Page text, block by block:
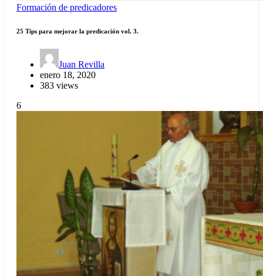
Formación de predicadores
25 Tips para mejorar la predicación vol. 3.
Juan Revilla
enero 18, 2020
383 views
6